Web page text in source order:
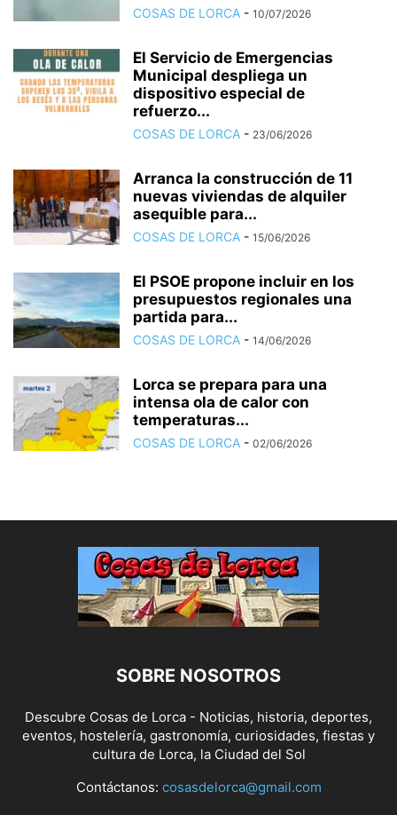
COSAS DE LORCA - 10/07/2026
El Servicio de Emergencias
Municipal despliega un
dispositivo especial de
refuerzo...
COSAS DE LORCA - 23/06/2026
Arranca la construcción de 11
nuevas viviendas de alquiler
asequible para...
COSAS DE LORCA - 15/06/2026
El PSOE propone incluir en los
presupuestos regionales una
partida para...
COSAS DE LORCA - 14/06/2026
Lorca se prepara para una
intensa ola de calor con
temperaturas...
COSAS DE LORCA - 02/06/2026
SOBRE NOSOTROS
Descubre Cosas de Lorca - Noticias, historia, deportes,
eventos, hostelería, gastronomía, curiosidades, fiestas y
cultura de Lorca, la Ciudad del Sol
Contáctanos: cosasdelorca@gmail.com